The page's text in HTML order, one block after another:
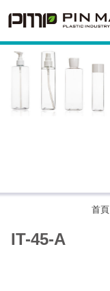
首頁
IT-45-A